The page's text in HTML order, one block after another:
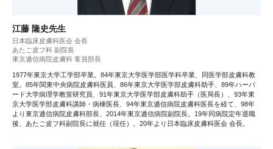
江藤 隆史先生
日本臨床皮膚科医会 会長
あたご皮フ科 副院長
東京逓信病院皮膚科 客員部長
1977年東京大学工学部卒業。84年東京大学医学部医学科卒業、同医学部皮膚科教
室。85年関東中央病院皮膚科医員、86年東京大学医学部皮膚科助手、89年ハーバ
ード大学病理学教室研究員、91年東京大学医学部皮膚科助手（医局長）、93年東
京大学医学部皮膚科講師・病棟医長、94年東京逓信病院皮膚科医長を経て、98年
より東京逓信病院皮膚科部長、2014年東京逓信病院副院長。19年同病院定年退職
後、あたご皮フ科副院長に就任（現任）。20年より日本臨床皮膚科医会 会長。